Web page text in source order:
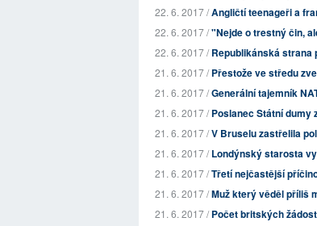
22. 6. 2017 /Angličtí teenageři a
22. 6. 2017 /"Nejde o trestný čin,
22. 6. 2017 /Republikánská strana
21. 6. 2017 /Přestože ve středu
21. 6. 2017 /Generální tajemník
21. 6. 2017 /Poslanec Státní dumy
21. 6. 2017 /V Bruselu zastřelila
21. 6. 2017 /Londýnský starosta
21. 6. 2017 /Třetí nejčastější
21. 6. 2017 /Muž který věděl příliš
21. 6. 2017 /Počet britských